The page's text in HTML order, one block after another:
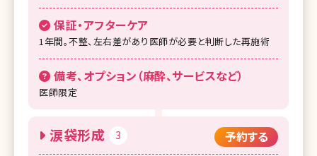
保証・アフターケア
1年間。不整、左右差があり医師が必要と判断した再施術
備考、オプション（麻酔、サービスなど）
医師限定
涙袋形成 3 予約する